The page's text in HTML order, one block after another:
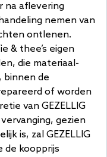
na aflevering
nemen van
ontlenen.
& thee’s eigen
die materiaal-
de
of worden
van GEZELLIG
gezien
is, zal GEZELLIG
de koopprijs